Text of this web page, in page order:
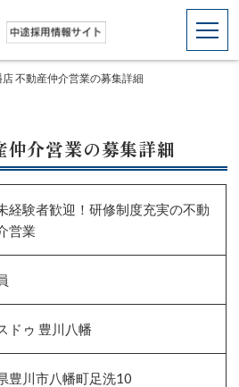
店 不動産仲介営業の募集詳細
介営業の募集詳細
経験者歓迎！研修制度充実の不動
営業
ドゥ 豊川八幡
豊川市八幡町足洗10